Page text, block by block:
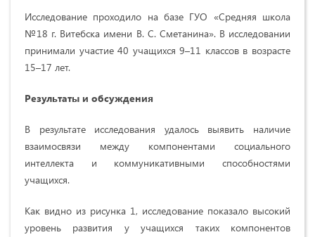
Исследование проходило на базе ГУО «Средняя школа
№18 г. Витебска имени В. С. Сметанина». В исследовании
принимали участие 40 учащихся 9–11 классов в возрасте
15–17 лет.
Результаты и обсуждения
В результате исследования удалось выявить наличие
взаимосвязи между компонентами социального
интеллекта и коммуникативными способностями
учащихся.
Как видно из рисунка 1, исследование показало высокий
уровень развития у учащихся таких компонентов